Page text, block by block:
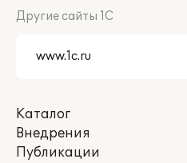
Другие сайты 1С
Каталог
Внедрения
Публикации